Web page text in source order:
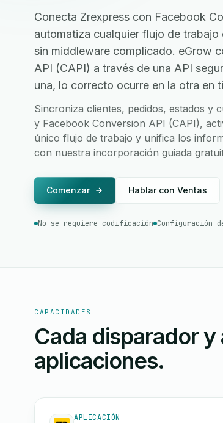
Conecta Zrexpress con Facebook
automatiza cualquier flujo de
sin middleware complicado. eGrow
API (CAPI) a través de una API
una, lo correcto ocurre en la otra en
Sincroniza clientes, pedidos, estados y
y Facebook Conversion API (CAPI),
único flujo de trabajo y unifica los
con nuestra incorporación guiada
Comenzar Hablar con Ventas
No se requiere codificación Configuración
CAPACIDADES
Cada disparador
aplicaciones.
APLICACIÓN